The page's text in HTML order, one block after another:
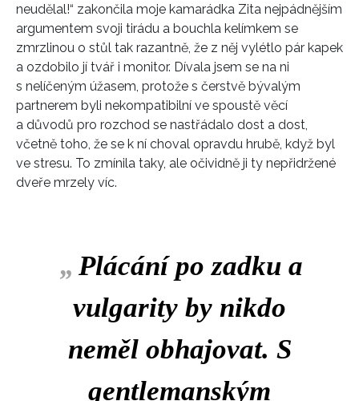
neudělal!“ zakončila moje kamarádka Zita nejpádnějším
argumentem svoji tirádu a bouchla kelímkem se
zmrzlinou o stůl tak razantně, že z něj vylétlo pár kapek
a ozdobilo jí tvář i monitor. Dívala jsem se na ni
s nelíčeným úžasem, protože s čerstvě bývalým
partnerem byli nekompatibilní ve spoustě věcí
a důvodů pro rozchod se nastřádalo dost a dost,
včetně toho, že se k ní choval opravdu hrubě, když byl
ve stresu. To zmínila taky, ale očividně ji ty nepřidržené
dveře mrzely víc.
„ Plácání po zadku a
vulgarity by nikdo
neměl obhajovat. S
gentlemanským